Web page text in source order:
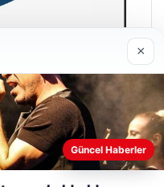
iyi anlayabilmek,
amacıyla çerezler
×
Güncel Haberler